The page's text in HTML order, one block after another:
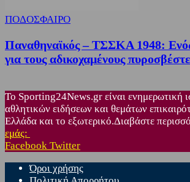
ΠΟΔΟΣΦΑΙΡΟ
Παναθηναϊκός – ΤΣΣΚΑ 1948:
για τους αδικοχαμένους
Το Sporting24News.gr είναι ενημερωτική
αθλητικών ειδήσεων και θεμάτων
Ελλάδα και το εξωτερικό.Διαβάστε
εμάς:
Facebook Twitter
Όροι χρήσης